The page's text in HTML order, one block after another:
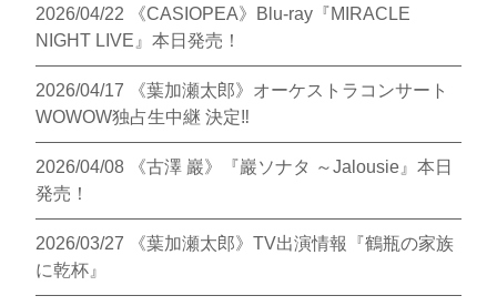
2026/04/22
《CASIOPEA》Blu-ray『MIRACLE
NIGHT LIVE』本日発売！
2026/04/17
《葉加瀬太郎》オーケストラコンサート
WOWOW独占生中継 決定‼︎
2026/04/08
《古澤 巖》『巖ソナタ ～Jalousie』本日
発売！
2026/03/27
《葉加瀬太郎》TV出演情報『鶴瓶の家族
に乾杯』